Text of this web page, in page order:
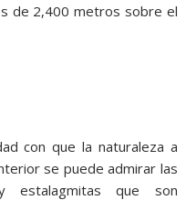
de 2,400 metros sobre el
con que la naturaleza a
se puede admirar las
estalagmitas que son